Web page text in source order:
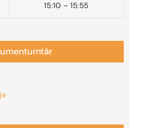
15:10 – 15:55